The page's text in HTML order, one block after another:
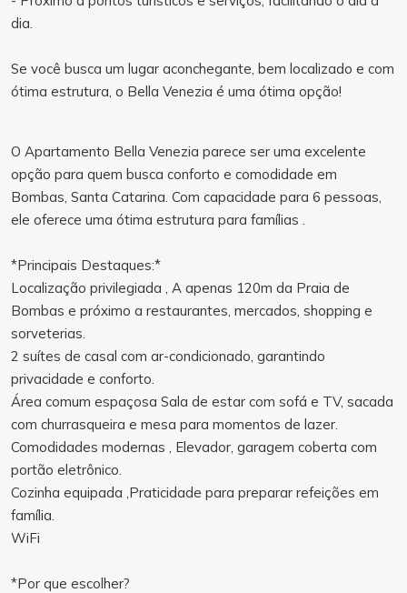
dia.
Se você busca um lugar aconchegante, bem localizado e com
ótima estrutura, o Bella Venezia é uma ótima opção!
O Apartamento Bella Venezia parece ser uma excelente
opção para quem busca conforto e comodidade em
Bombas, Santa Catarina. Com capacidade para 6 pessoas,
ele oferece uma ótima estrutura para famílias .
*Principais Destaques:*
Localização privilegiada , A apenas 120m da Praia de
Bombas e próximo a restaurantes, mercados, shopping e
sorveterias.
2 suítes de casal com ar-condicionado, garantindo
privacidade e conforto.
Área comum espaçosa Sala de estar com sofá e TV, sacada
com churrasqueira e mesa para momentos de lazer.
Comodidades modernas , Elevador, garagem coberta com
portão eletrônico.
Cozinha equipada ,Praticidade para preparar refeições em
família.
WiFi
*Por que escolher?